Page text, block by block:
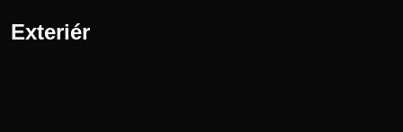
Exteriér